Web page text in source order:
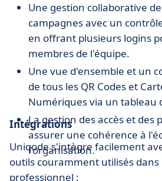
Une gestion collaborative
campagnes avec un
en offrant plusieurs logins
membres de l'équipe.
Une vue d'ensemble et un
de tous les QR Codes et
Numériques via un tableau
La gestion des accès et des
assurer une cohérence à
l'organisation.
Intégrations
Uniqode s'intègre facilement
outils couramment utilisés dans
professionnel :